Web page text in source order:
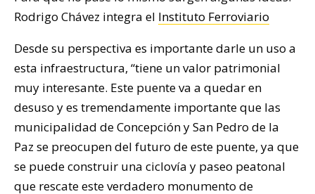
Rodrigo Chávez integra el Instituto Ferroviario
Desde su perspectiva es importante darle un uso a
esta infraestructura, “tiene un valor patrimonial
muy interesante. Este puente va a quedar en
desuso y es tremendamente importante que las
municipalidad de Concepción y San Pedro de la
Paz se preocupen del futuro de este puente, ya que
se puede construir una ciclovía y paseo peatonal
que rescate este verdadero monumento de